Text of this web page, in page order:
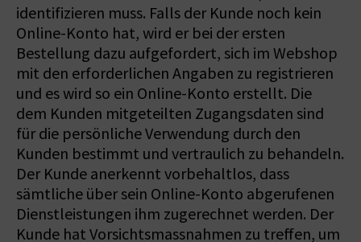
identifizieren muss. Falls der Kunde noch kein
Online-Konto hat, wird er bei der ersten
Bestellung dazu aufgefordert, sich im Webshop
mit den erforderlichen Angaben zu registrieren
und es wird so ein Online-Konto erstellt. Die
dem Kunden mitgeteilten Zugangsdaten sind
für die persönliche Verwendung durch den
Kunden bestimmt und vertraulich zu behandeln.
Der Kunde anerkennt vorbehaltlos, dass
sämtliche über sein Online-Konto abgerufenen
Dienstleistungen ihm zugerechnet werden. Der
Kunde hat Vorsichtsmassnahmen zu treffen, um